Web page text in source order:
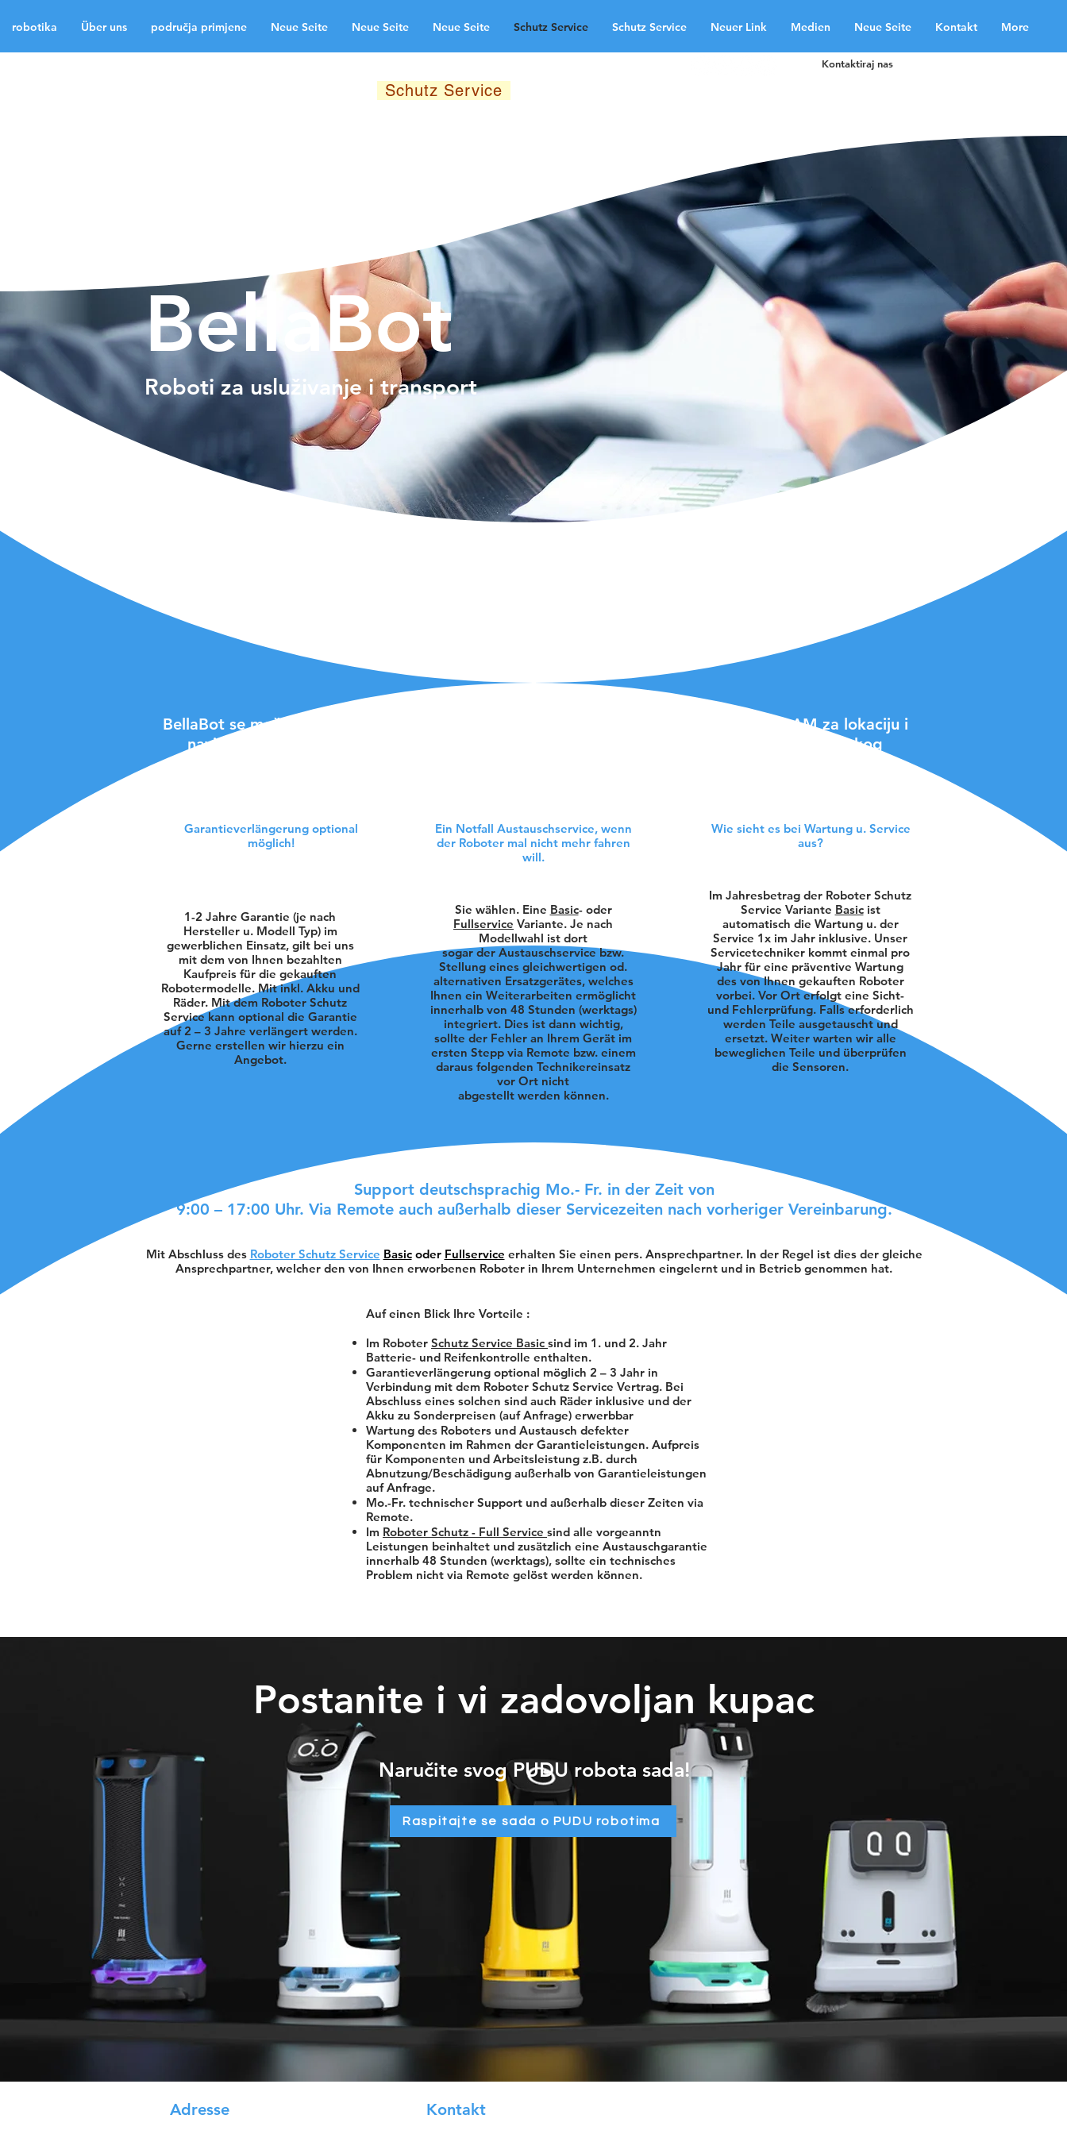
robotika Über uns područja primjene Neue Seite Neue Seite Neue Seite Schutz Service Schutz Service Neuer Link Medien Neue Seite Kontakt More
Schutz Service
Kontaktiraj nas
BellaBot
Roboti za usluživanje i transport
BellaBot se može koristiti fleksibilnije jer može koristiti laserski SLAM kao i optički SLAM za lokaciju i
navigaciju. Oba su tačna i laka za upotrebu. Oba sistema za praćenje u BellaBotu su jednakog
kvaliteta. Iako se rješenja za pozicioniranje razlikuju, BellaBotova usluga usmjerena na korisnike se
Garantieverlängerung optional
möglich!
1-2 Jahre Garantie (je nach
Hersteller u. Modell Typ) im
gewerblichen Einsatz, gilt bei uns
mit dem von Ihnen bezahlten
Kaufpreis für die gekauften
Robotermodelle. Mit inkl. Akku und
Räder. Mit dem Roboter Schutz
Service kann optional die Garantie
auf 2 – 3 Jahre verlängert werden.
Gerne erstellen wir hierzu ein
Angebot.
Ein Notfall Austauschservice, wenn
der Roboter mal nicht mehr fahren
will.
Sie wählen. Eine Basic- oder
Fullservice Variante. Je nach
Modellwahl ist dort
sogar der Austauschservice bzw.
Stellung eines gleichwertigen od.
alternativen Ersatzgerätes, welches
Ihnen ein Weiterarbeiten ermöglicht
innerhalb von 48 Stunden (werktags)
integriert. Dies ist dann wichtig,
sollte der Fehler an Ihrem Gerät im
ersten Stepp via Remote bzw. einem
daraus folgenden Technikereinsatz
vor Ort nicht
abgestellt werden können.
Wie sieht es bei Wartung u. Service
aus?
Im Jahresbetrag der Roboter Schutz
Service Variante Basicist
automatisch die Wartung u. der
Service 1x im Jahr inklusive. Unser
Servicetechniker kommt einmal pro
Jahr für eine präventive Wartung
des von Ihnen gekauften Roboter
vorbei. Vor Ort erfolgt eine Sicht-
und Fehlerprüfung. Falls erforderlich
werden Teile ausgetauscht und
ersetzt. Weiter warten wir alle
beweglichen Teile und überprüfen
die Sensoren.
Support deutschsprachig Mo.- Fr. in der Zeit von
9:00 – 17:00 Uhr. Via Remote auch außerhalb dieser Servicezeiten nach vorheriger Vereinbarung.
Mit Abschluss des Roboter Schutz Service Basicoder Fullservice erhalten Sie einen pers. Ansprechpartner. In der Regel ist dies der gleiche
Ansprechpartner, welcher den von Ihnen erworbenen Roboter in Ihrem Unternehmen eingelernt und in Betrieb genommen hat.
Auf einen Blick Ihre Vorteile :
Im Roboter Schutz Service Basic sind im 1. und 2. Jahr
Batterie- und Reifenkontrolle enthalten.
Garantieverlängerung optional möglich 2 – 3 Jahr in
Verbindung mit dem Roboter Schutz Service Vertrag. Bei
Abschluss eines solchen sind auch Räder inklusive und der
Akku zu Sonderpreisen (auf Anfrage) erwerbbar
Wartung des Roboters und Austausch defekter
Komponenten im Rahmen der Garantieleistungen. Aufpreis
für Komponenten und Arbeitsleistung z.B. durch
Abnutzung/Beschädigung außerhalb von Garantieleistungen
auf Anfrage.
Mo.-Fr. technischer Support und außerhalb dieser Zeiten via
Remote.
Im Roboter Schutz - Full Service sind alle vorgeanntn
Leistungen beinhaltet und zusätzlich eine Austauschgarantie
innerhalb 48 Stunden (werktags), sollte ein technisches
Problem nicht via Remote gelöst werden können.
Postanite i vi zadovoljan kupac
Naručite svog PUDU robota sada!
Raspitajte se sada o PUDU robotima
Adresse Kontakt